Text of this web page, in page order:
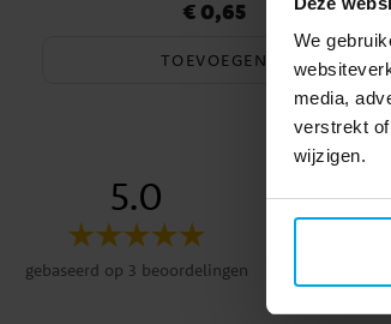
We
media,
verstrekt
wijzigen.
Prijs:€ 0,65
€ 0,65
TOEVOEGEN
5.0
gebaseerd op 3 beoordelingen
3